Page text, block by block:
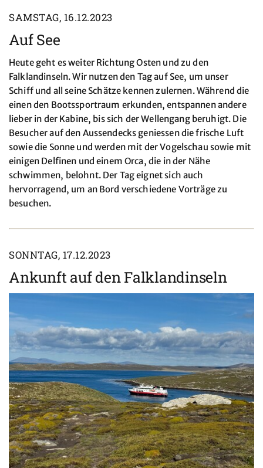
SAMSTAG, 16.12.2023
Auf See
Heute geht es weiter Richtung Osten und zu den
Falklandinseln. Wir nutzen den Tag auf See, um unser
Schiff und all seine Schätze kennen zulernen. Während die
einen den Bootssportraum erkunden, entspannen andere
lieber in der Kabine, bis sich der Wellengang beruhigt. Die
Besucher auf den Aussendecks geniessen die frische Luft
sowie die Sonne und werden mit der Vogelschau sowie mit
einigen Delfinen und einem Orca, die in der Nähe
schwimmen, belohnt. Der Tag eignet sich auch
hervorragend, um an Bord verschiedene Vorträge zu
besuchen.
SONNTAG, 17.12.2023
Ankunft auf den Falklandinseln